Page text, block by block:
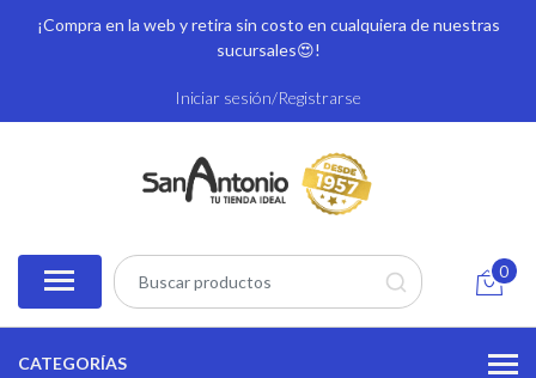
¡Compra en la web y retira sin costo en cualquiera de nuestras
sucursales😍!
Iniciar sesión/Registrarse
0
CATEGORÍAS